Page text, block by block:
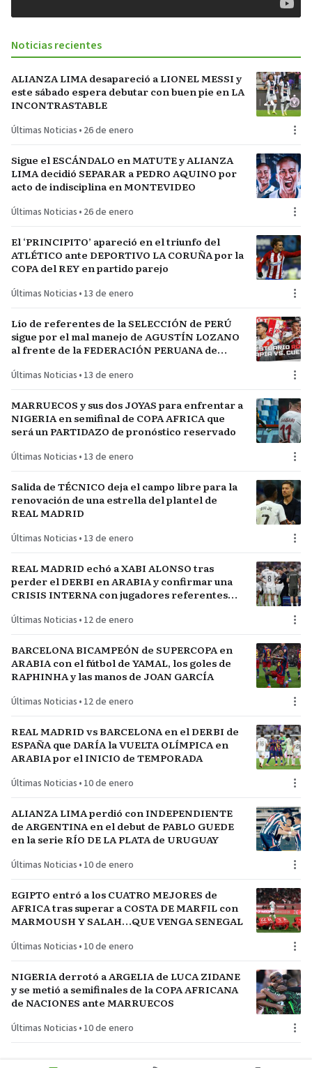
Noticias recientes
ALIANZA LIMA desapareció a LIONEL MESSI y
este sábado espera debutar con buen pie en LA
INCONTRASTABLE
Últimas Noticias • 26 de enero
Sigue el ESCÁNDALO en MATUTE y ALIANZA
LIMA decidió SEPARAR a PEDRO AQUINO por
acto de indisciplina en MONTEVIDEO
Últimas Noticias • 26 de enero
El ‘PRINCIPITO’ apareció en el triunfo del
ATLÉTICO ante DEPORTIVO LA CORUÑA por la
COPA del REY en partido parejo
Últimas Noticias • 13 de enero
Lío de referentes de la SELECCIÓN de PERÚ
sigue por el mal manejo de AGUSTÍN LOZANO
al frente de la FEDERACIÓN PERUANA de
Últimas Noticias • 13 de enero
MARRUECOS y sus dos JOYAS para enfrentar a
NIGERIA en semifinal de COPA AFRICA que
será un PARTIDAZO de pronóstico reservado
Últimas Noticias • 13 de enero
Salida de TÉCNICO deja el campo libre para la
renovación de una estrella del plantel de
REAL MADRID
Últimas Noticias • 13 de enero
REAL MADRID echó a XABI ALONSO tras
perder el DERBI en ARABIA y confirmar una
CRISIS INTERNA con jugadores referentes
Últimas Noticias • 12 de enero
BARCELONA BICAMPEÓN de SUPERCOPA en
ARABIA con el fútbol de YAMAL, los goles de
RAPHINHA y las manos de JOAN GARCÍA
Últimas Noticias • 12 de enero
REAL MADRID vs BARCELONA en el DERBI de
ESPAÑA que DARÍA la VUELTA OLÍMPICA en
ARABIA por el INICIO de TEMPORADA
Últimas Noticias • 10 de enero
ALIANZA LIMA perdió con INDEPENDIENTE
de ARGENTINA en el debut de PABLO GUEDE
en la serie RÍO DE LA PLATA de URUGUAY
Últimas Noticias • 10 de enero
EGIPTO entró a los CUATRO MEJORES de
AFRICA tras superar a COSTA DE MARFIL con
MARMOUSH Y SALAH…QUE VENGA SENEGAL
Últimas Noticias • 10 de enero
NIGERIA derrotó a ARGELIA de LUCA ZIDANE
y se metió a semifinales de la COPA AFRICANA
de NACIONES ante MARRUECOS
Últimas Noticias • 10 de enero